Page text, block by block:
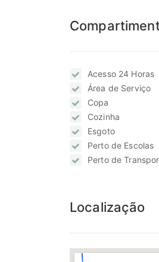
Acesso 24 Horas
Área de Serviço
Copa
Cozinha
Esgoto
Perto de Escolas
Perto de
Localização